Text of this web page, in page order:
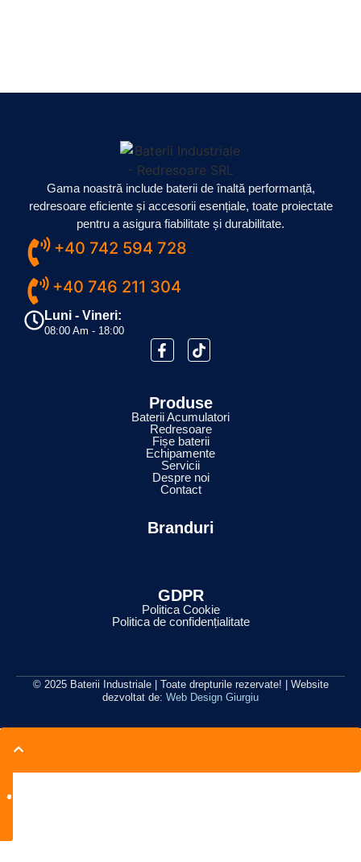
Gama noastră include baterii de înaltă performanță,
redresoare eficiente și accesorii esențiale, toate proiectate
pentru a asigura fiabilitate și durabilitate.
+40 742 594 728
+40 746 211 304
Luni - Vineri:
08:00 Am - 18:00
Produse
Baterii Acumulatori
Redresoare
Fișe baterii
Echipamente
Servicii
Despre noi
Contact
Branduri
GDPR
Politica Cookie
Politica de confidențialitate
© 2025 Baterii Industriale | Toate drepturile rezervate! | Website
dezvoltat de: Web Design Giurgiu